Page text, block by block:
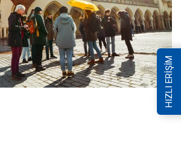
HIZLI ERİŞİM